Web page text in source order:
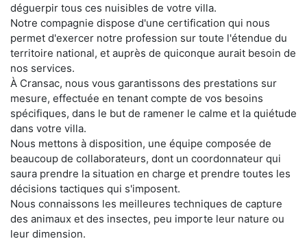
déguerpir tous ces nuisibles de votre villa.
Notre compagnie dispose d'une certification qui nous
permet d'exercer notre profession sur toute l'étendue du
territoire national, et auprès de quiconque aurait besoin de
nos services.
À Cransac, nous vous garantissons des prestations sur
mesure, effectuée en tenant compte de vos besoins
spécifiques, dans le but de ramener le calme et la quiétude
dans votre villa.
Nous mettons à disposition, une équipe composée de
beaucoup de collaborateurs, dont un coordonnateur qui
saura prendre la situation en charge et prendre toutes les
décisions tactiques qui s'imposent.
Nous connaissons les meilleures techniques de capture
des animaux et des insectes, peu importe leur nature ou
leur dimension.